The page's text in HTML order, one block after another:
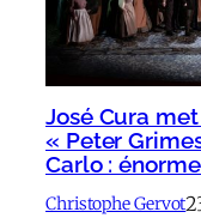
José Cura
« Peter
Carlo :
Christophe Gervot